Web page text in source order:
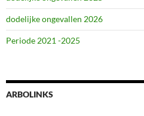
dodelijke ongevallen 2026
Periode 2021 -2025
ARBOLINKS